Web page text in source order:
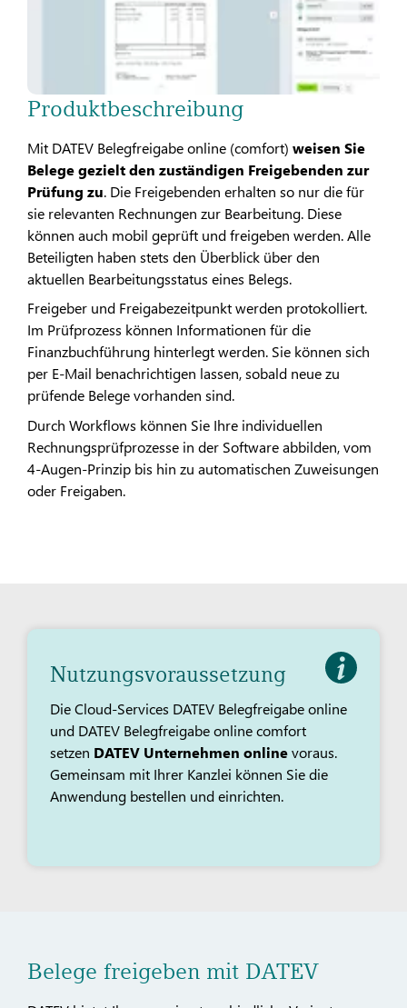
Produktbeschreibung
Mit DATEV Belegfreigabe online (comfort) weisen Sie
Belege gezielt den zuständigen Freigebenden zur
Prüfung zu. Die Freigebenden erhalten so nur die für
sie relevanten Rechnungen zur Bearbeitung. Diese
können auch mobil geprüft und freigeben werden. Alle
Beteiligten haben stets den Überblick über den
aktuellen Bearbeitungsstatus eines Belegs.
Freigeber und Freigabezeitpunkt werden protokolliert.
Im Prüfprozess können Informationen für die
Finanzbuchführung hinterlegt werden. Sie können sich
per E-Mail benachrichtigen lassen, sobald neue zu
prüfende Belege vorhanden sind.
Durch Workflows können Sie Ihre individuellen
Rechnungsprüfprozesse in der Software abbilden, vom
4-Augen-Prinzip bis hin zu automatischen Zuweisungen
oder Freigaben.
Nutzungsvoraussetzung
Die Cloud-Services DATEV Belegfreigabe online
und DATEV Belegfreigabe online comfort
setzen DATEV Unternehmen onlinevoraus.
Gemeinsam mit Ihrer Kanzlei können Sie die
Anwendung bestellen und einrichten.
Belege freigeben mit DATEV